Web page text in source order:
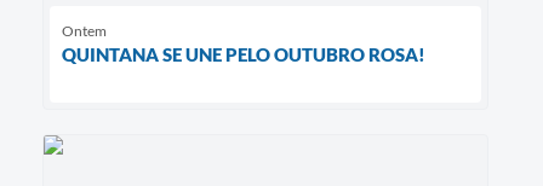
Ontem
QUINTANA SE UNE PELO OUTUBRO ROSA!